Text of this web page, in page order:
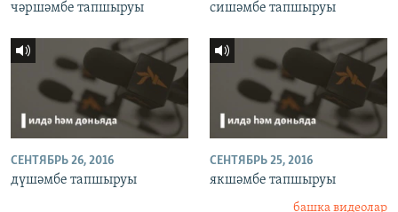
чәршәмбе тапшыруы сишәмбе тапшыруы
СЕНТЯБРЬ 26, 2016
дүшәмбе тапшыруы
СЕНТЯБРЬ 25, 2016
якшәмбе тапшыруы
башка видеолар